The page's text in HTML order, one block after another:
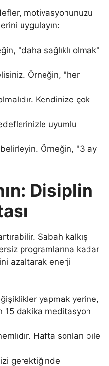
motivasyonunuzu
uygulayın:
"daha sağlıklı olmak"
Örneğin, "her
Kendinize çok
uyumlu
Örneğin, "3 ay
Disiplin
Sabah kalkış
programlarına kadar
azaltarak enerji
yapmak yerine,
15 dakika meditasyon
Hafta sonları bile
gerektiğinde